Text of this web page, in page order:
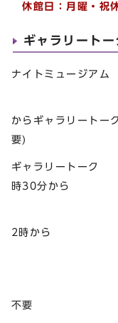
休館日：月曜・祝
ギャラリート
ナイトミュージア
午後8時ま
からギャラリート
要)
ギャラリートー
時30分から
令和2年9
2時から
※1 いず
※2 いずれ
不要